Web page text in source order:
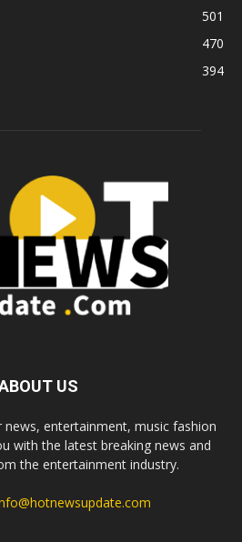
501
470
394
US
entertainment, music fashion
with the latest breaking news and
the entertainment industry.